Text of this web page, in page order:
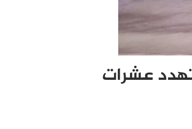
تهدد عشرات